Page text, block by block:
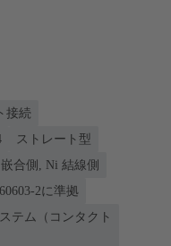
接続
ストレート型
合側, Ni 結線側
2に準拠
テム（コンタクト